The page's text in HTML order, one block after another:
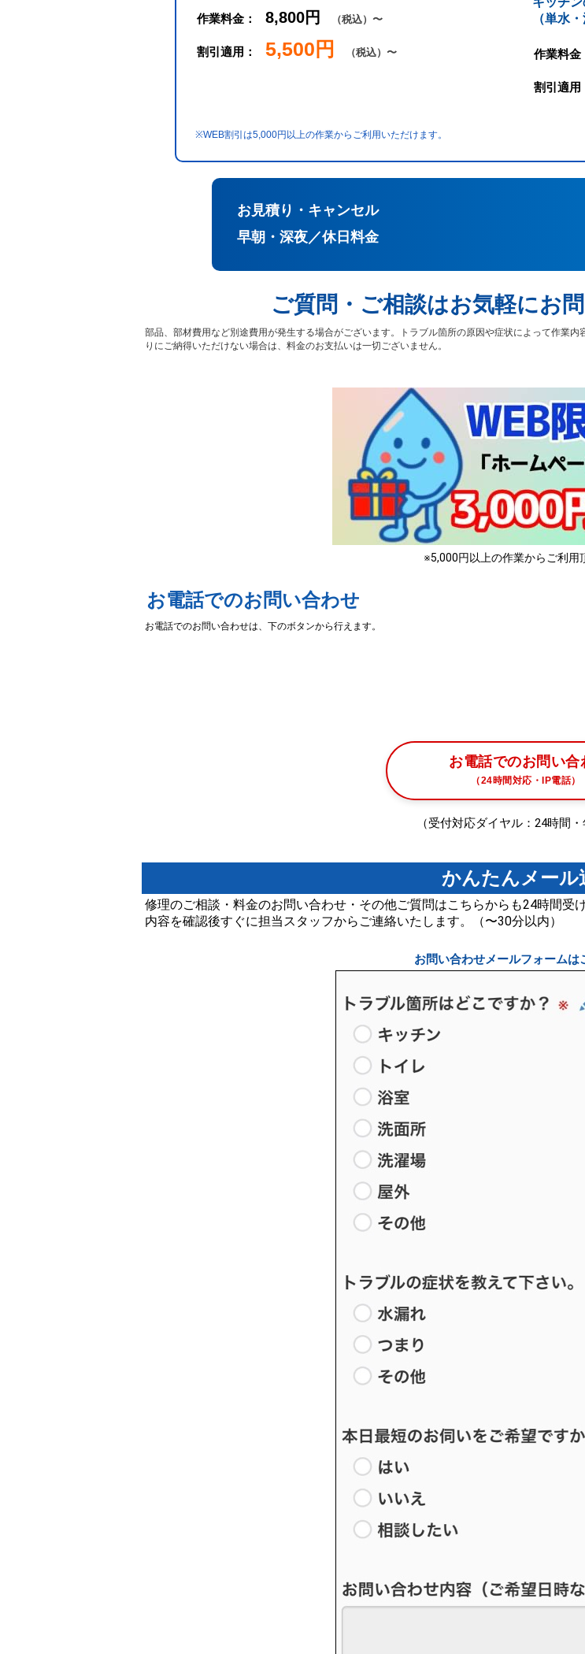
作業料金： 8,800円 （税込）〜
割引適用： 5,500円 （税込）〜
（単水
作業料金
割引適用
※WEB割引は5,000円以上の作業からご利用いただけます。
お見積り・キャンセル
早朝・深夜／休日料金
ご質問・ご相談はお気軽にお
部品、部材費用など別途費用が発生する場合がございます。トラブル箇所の原因や症状によって作業
りにご納得いただけない場合は、料金のお支払いは一切ございません。
※5,000円以上の作業からご利用
お電話でのお問い合わせ
お電話でのお問い合わせは、下のボタンから行えます。
お電話でのお問い合
（24時間対応・IP電話）
（受付対応ダイヤル：24時間・
かんたんメール
修理のご相談・料金のお問い合わせ・その他ご質問はこちらからも24時間受
内容を確認後すぐに担当スタッフからご連絡いたします。（〜30分以内）
お問い合わせメールフォームは